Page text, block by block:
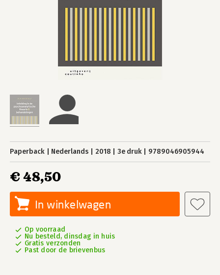
Paperback Nederlands 2018 3e druk 9789046905944
€ 48,50
In winkelwagen
Op voorraad
Nu besteld, dinsdag in huis
Gratis verzonden
Past door de brievenbus